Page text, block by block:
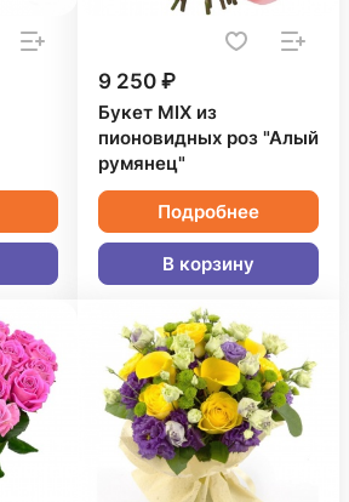
9 250 ₽
Букет MIX из
пионовидных роз "Алый
румянец"
Подробнее
В корзину